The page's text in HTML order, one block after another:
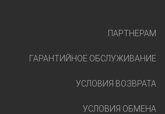
ПАРТНЕРАМ
ГАРАНТИЙНОЕ ОБСЛУЖИВАНИЕ
УСЛОВИЯ ВОЗВРАТА
УСЛОВИЯ ОБМЕНА